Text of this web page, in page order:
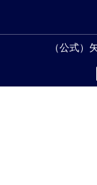
（公式）